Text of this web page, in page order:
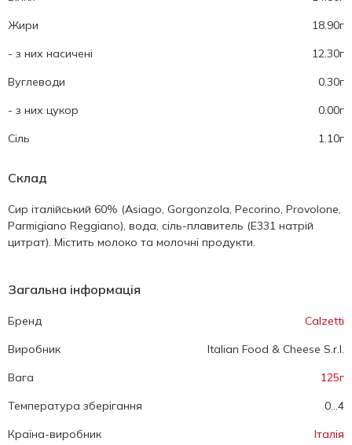
Жири
18.90г
- з них насичені
12.30г
Вуглеводи
0.30г
- з них цукор
0.00г
Cіль
1.10г
Склад
Сир італійський 60% (Asiago, Gorgonzola, Pecorino, Provolone,
Parmigiano Reggiano), вода, сіль-плавитель (Е331 натрій
цитрат). Містить молоко та молочні продукти.
Загальна інформація
Бренд
Calzetti
Виробник
Italian Food & Cheese S.r.l.
Вага
125г
Температура зберігання
0...4
Країна-виробник
Італія